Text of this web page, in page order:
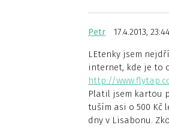
Petr 17.4.2013,
LEtenky jsem
internet, kde je to
http://
Platil jsem kartou
tuším asi o 500 Kč
dny v Lisabonu.